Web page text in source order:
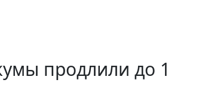
продлили до 1